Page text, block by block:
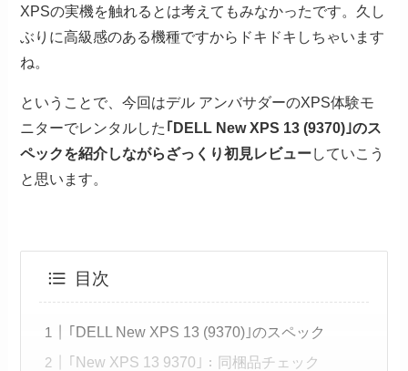
XPSの実機を触れるとは考えてもみなかったです。久し
ぶりに高級感のある機種ですからドキドキしちゃいます
ね。
ということで、今回はデル アンバサダーのXPS体験モ
ニターでレンタルした ｢DELL New XPS 13 (9370)｣のス
ペックを紹介しながらざっくり初見レビューしていこう
と思います。
目次
｢DELL New XPS 13 (9370)｣のスペック
｢New XPS 13 9370｣：同梱品チェック